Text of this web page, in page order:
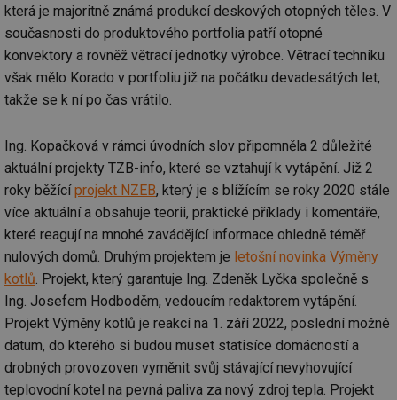
která je majoritně známá produkcí deskových otopných těles. V
současnosti do produktového portfolia patří otopné
konvektory a rovněž větrací jednotky výrobce. Větrací techniku
však mělo Korado v portfoliu již na počátku devadesátých let,
takže se k ní po čas vrátilo.
Ing. Kopačková v rámci úvodních slov připomněla 2 důležité
aktuální projekty TZB-info, které se vztahují k vytápění. Již 2
roky běžícíprojekt NZEB, který je s blížícím se roky 2020 stále
více aktuální a obsahuje teorii, praktické příklady i komentáře,
které reagují na mnohé zavádějící informace ohledně téměř
nulových domů. Druhým projektem je letošní novinka Výměny
kotlů. Projekt, který garantuje Ing. Zdeněk Lyčka společně s
Ing. Josefem Hodboděm, vedoucím redaktorem vytápění.
Projekt Výměny kotlů je reakcí na 1. září 2022, poslední možné
datum, do kterého si budou muset statisíce domácností a
drobných provozoven vyměnit svůj stávající nevyhovující
teplovodní kotel na pevná paliva za nový zdroj tepla. Projekt